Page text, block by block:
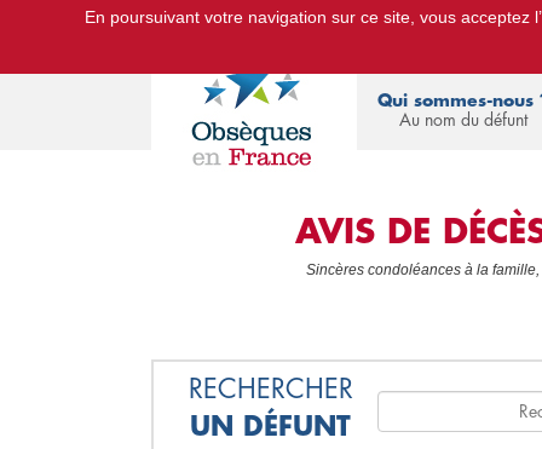
Le Portail d'Informations Obsèques :devis
Qui sommes-nous
Au nom du défunt
AVIS DE
Sincères condoléances à la
RECHERCHER
UN DÉFUNT
En poursuivant votre navigation sur ce site, vous